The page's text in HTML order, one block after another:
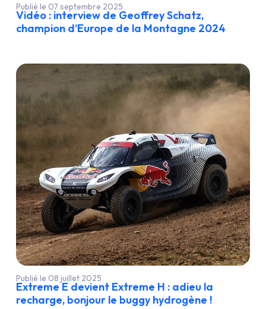
Publié le 07 septembre 2025
Vidéo : interview de Geoffrey Schatz,
champion d’Europe de la Montagne 2024
Publié le 08 juillet 2025
Extreme E devient Extreme H : adieu la
recharge, bonjour le buggy hydrogène !